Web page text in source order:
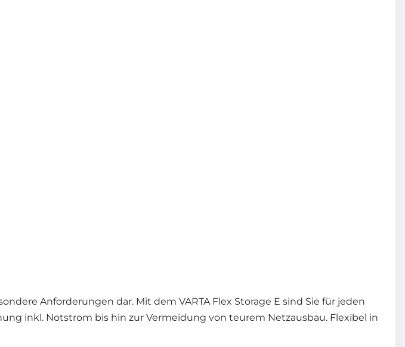
Anforderungen dar. Mit dem VARTA Flex Storage E sind Sie für jeden
inkl. Notstrom bis hin zur Vermeidung von teurem Netzausbau. Flexibel in